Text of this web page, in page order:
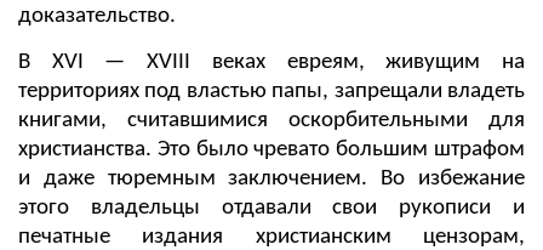
доказательство.
В XVI — XVIII веках евреям, живущим на
территориях под властью папы, запрещали владеть
книгами, считавшимися оскорбительными для
христианства. Это было чревато большим штрафом
и даже тюремным заключением. Во избежание
этого владельцы отдавали свои рукописи и
печатные издания христианским цензорам,